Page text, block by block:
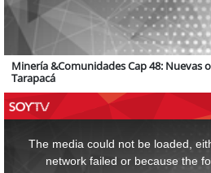
Minería &Comunidades Cap 48: Nuevas
Tarapacá
The media could not be loaded,
network failed or because the